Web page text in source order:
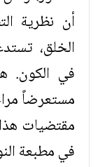
أن نظرية
الخلق،
في الكون.
مستعرضاً
مقتضيات
في مطبعة